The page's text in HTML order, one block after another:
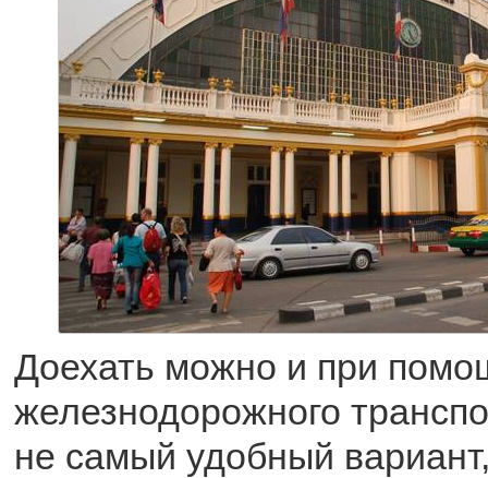
Доехать можно и при
железнодорожного
не самый удобный